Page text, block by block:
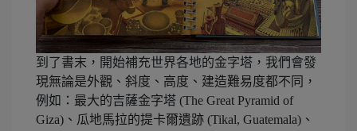
到了書末，開始補充世界各地的金字塔，我們會發
現無論是外觀、斜度、高度、建造難易度都不同，
例如：最大的吉薩金字塔 (The Great Pyramid of
Giza)、瓜地馬拉的提卡爾遺跡 (Tikal, Guatemala)、